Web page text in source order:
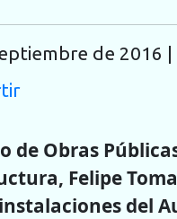
de 2016 |
de Obras
Felipe
del